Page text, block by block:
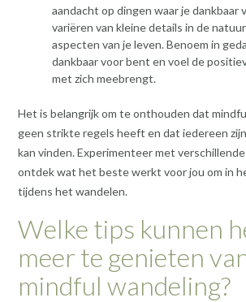
aandacht op dingen waar je dankbaar
variëren van kleine details in de
aspecten van je leven. Benoem in
dankbaar voor bent en voel de
met zich meebrengt.
Het is belangrijk om te onthouden dat
geen strikte regels heeft en dat iedereen
kan vinden. Experimenteer met
ontdek wat het beste werkt voor jou om in
tijdens het wandelen.
Welke tips kunnen
meer te genieten
mindful wandeling?